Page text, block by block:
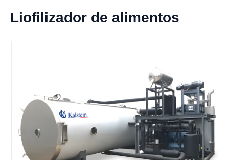
Liofilizador de alimentos